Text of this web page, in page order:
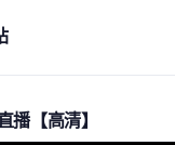
播【高清】